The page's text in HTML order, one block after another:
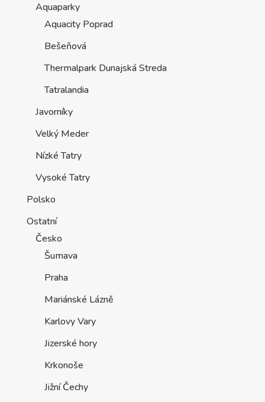
Aquaparky
Aquacity Poprad
Bešeňová
Thermalpark Dunajská Streda
Tatralandia
Javorníky
Velký Meder
Nízké Tatry
Vysoké Tatry
Polsko
Ostatní
Česko
Šumava
Praha
Mariánské Lázně
Karlovy Vary
Jizerské hory
Krkonoše
Jižní Čechy